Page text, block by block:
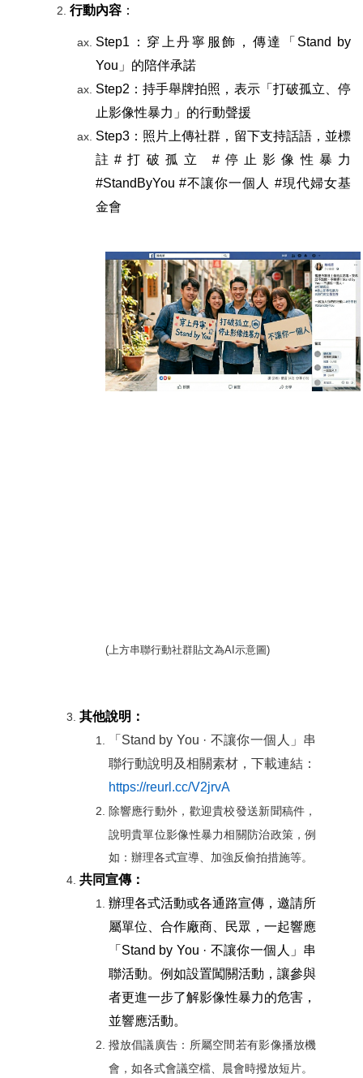
行動內容 ：
Step1 ：穿上丹寧服飾，傳達「Stand by
You」的陪伴承諾
Step2 ：持手舉牌拍照，表示「打破孤立、停
止影像性暴力」的行動聲援
Step3 ：照片上傳社群，留下支持話語，並標
註#打破孤立 #停止影像性暴力
#StandByYou #不讓你一個人 #現代婦女基
金會
(上方串聯行動社群貼文為AI示意圖)
其他說明：
「Stand by You · 不讓你一個人」 串
聯行動說明及相關素材，下載連結：
https://reurl.cc/V2jrvA
除響應行動外，歡迎貴校發送新聞稿件，
說明貴單位影像性暴力相關防治政策，例
如：辦理各式宣導、加強反偷拍措施等。
共同宣傳：
辦理各式活動或各通路宣傳，邀請所
屬單位、合作廠商、民眾，一起響應
「Stand by You · 不讓你一個人」串
聯活動。例如設置闖關活動，讓參與
者更進一步了解影像性暴力的危害，
並響應活動。
撥放倡議廣告：所屬空間若有影像播放機
會，如各式會議空檔、晨會時撥放短片。